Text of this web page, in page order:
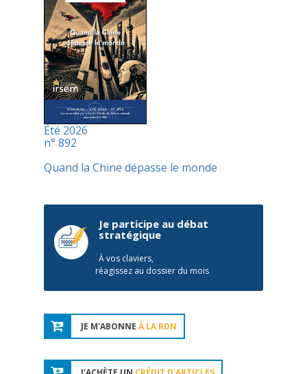
Été 2026
n° 892
Quand la Chine dépasse le monde
Je participe au débat
stratégique
À vos claviers,
réagissez au dossier du mois
JE M'ABONNE À LA RDN